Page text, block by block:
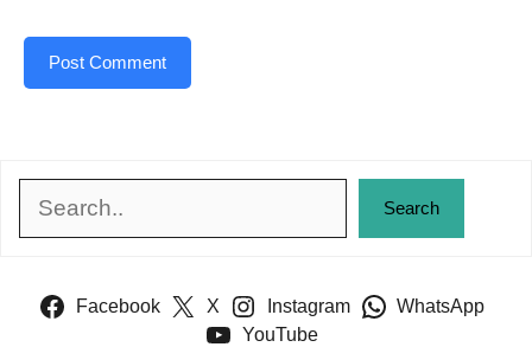
Search
Facebook X Instagram
WhatsApp
YouTube